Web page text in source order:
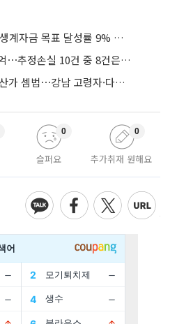
미소금융 신상품 석 달⋯생계자금 목표 달성률 9% 그쳐
회수 포기한 돈 1조2000억⋯추정손실 10건 중 8건은 기업대출
세제 개편에 복잡해진 자산가 셈법⋯강남 고령자·다주택자 ‘자산재편 고심’
슬퍼요
0
추가취재 원해요
0